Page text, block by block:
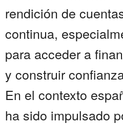
rendición de
continua,
para acceder a
y construir
En el contexto
ha sido impulsado